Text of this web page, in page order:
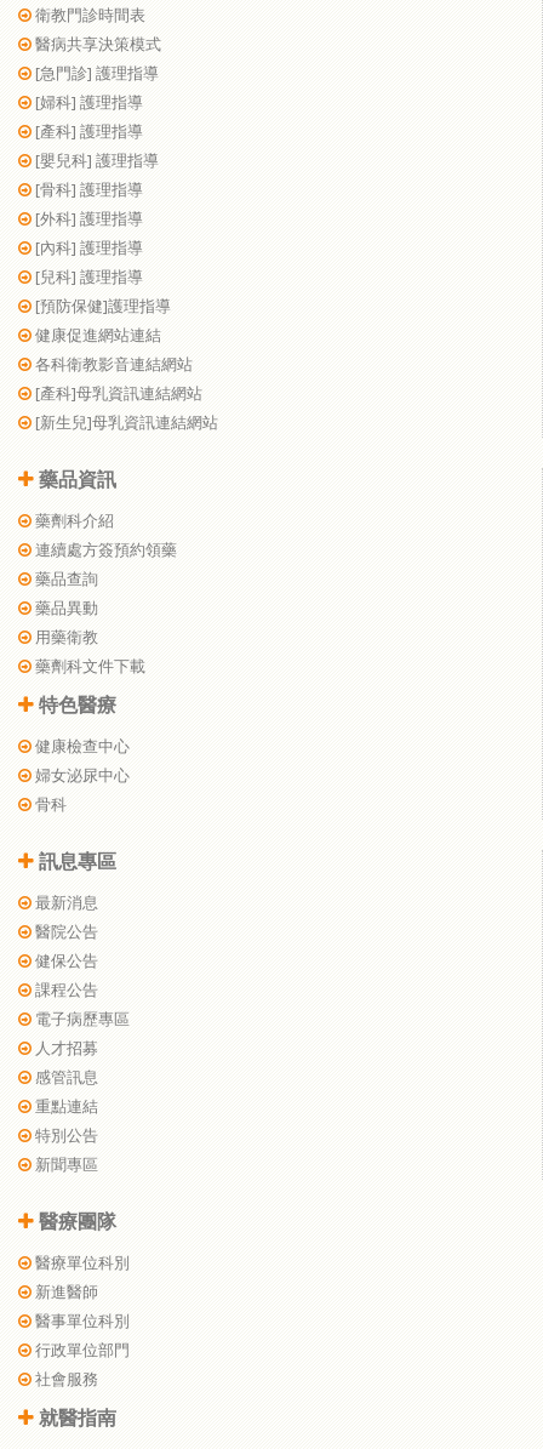
衛教門診時間表
醫病共享決策模式
[急門診] 護理指導
[婦科] 護理指導
[產科] 護理指導
[嬰兒科] 護理指導
[骨科] 護理指導
[外科] 護理指導
[內科] 護理指導
[兒科] 護理指導
[預防保健]護理指導
健康促進網站連結
各科衛教影音連結網站
[產科]母乳資訊連結網站
[新生兒]母乳資訊連結網站
藥品資訊
藥劑科介紹
連續處方簽預約領藥
藥品查詢
藥品異動
用藥衛教
藥劑科文件下載
特色醫療
健康檢查中心
婦女泌尿中心
骨科
訊息專區
最新消息
醫院公告
健保公告
課程公告
電子病歷專區
人才招募
感管訊息
重點連結
特別公告
新聞專區
醫療團隊
醫療單位科別
新進醫師
醫事單位科別
行政單位部門
社會服務
就醫指南